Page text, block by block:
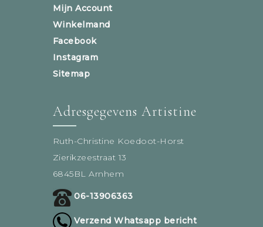
Mijn Account
Winkelmand
Facebook
Instagram
Sitemap
Adresgegevens Artistine
Ruth-Christine Koedoot-Horst
Zierikzeestraat 13
6845BL Arnhem
06-13906363
Verzend Whatsapp bericht